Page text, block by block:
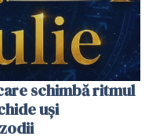
schimbă ritmul
uși